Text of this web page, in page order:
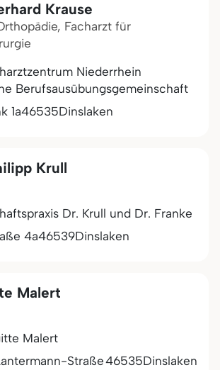
Krause
Facharzt für
Niederrhein
Berufsausübungsgemeinschaft
1a46535Dinslaken
Krull
Dr. Krull und Dr. Franke
4a46539Dinslaken
Malert
Malert
Straße46535Dinslaken